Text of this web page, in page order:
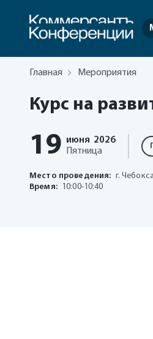
Главная Мероприятия
Курс на
19 июня 2026
Пятница
Место проведения: г.
Время:
10:00-10:40